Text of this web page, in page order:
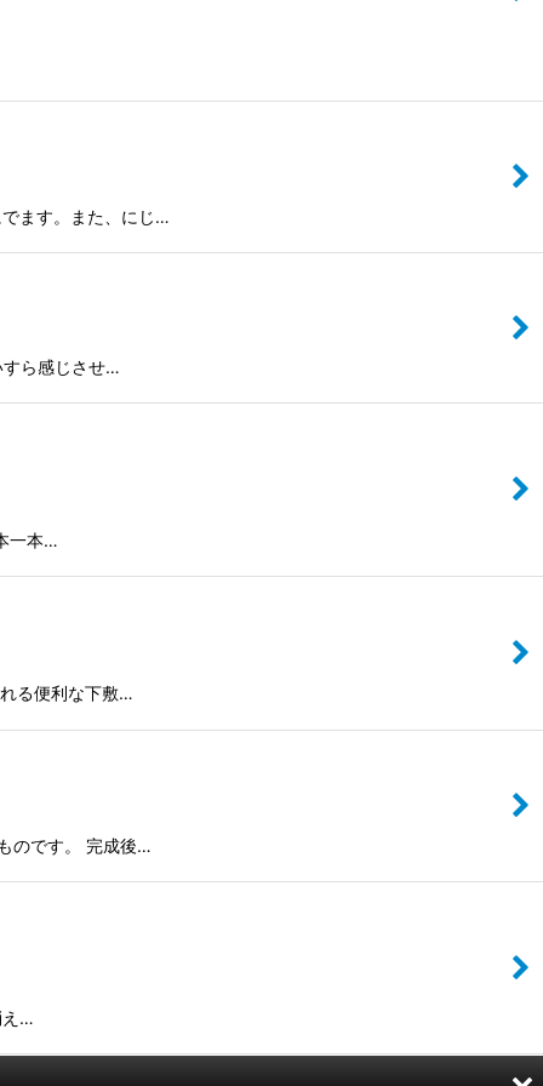
ます。また、にじ…
すら感じさせ…
一本…
る便利な下敷…
のです。 完成後…
え…